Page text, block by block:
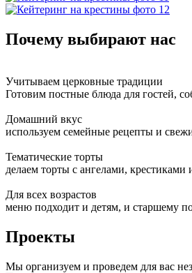
Почему выбирают нас
Учитываем церковные традиции
Готовим постные блюда для гостей,
Домашний вкус
используем семейные рецепты и
Тематические торты
делаем торты с ангелами, крестиками
Для всех возрастов
меню подходит и детям, и старшему
Проекты
Мы организуем и проведем для вас